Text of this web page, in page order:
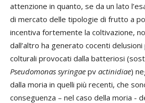
attenzione in quanto, se da un lato
di mercato delle tipologie di frutto a
incentiva fortemente la coltivazione,
dall’altro ha generato cocenti
colturali provocati dalla batteriosi
Pseudomonas syringae pv actinidiae)
dalla moria in quelli più recenti, che
conseguenza – nel caso della moria -